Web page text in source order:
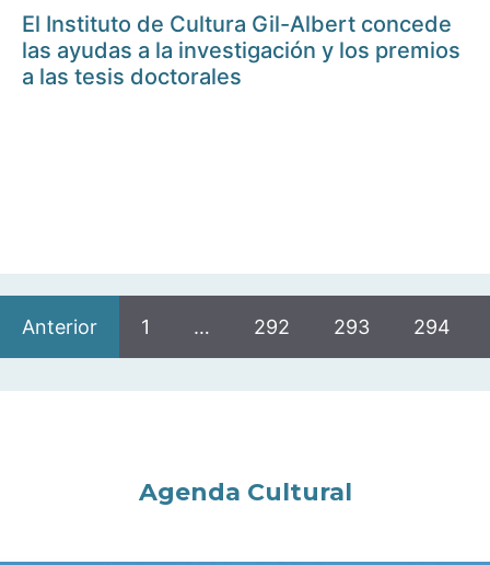
El Instituto de Cultura Gil-Albert concede
las ayudas a la investigación y los premios
a las tesis doctorales
Anterior 1 … 292 293 294
Agenda Cultural